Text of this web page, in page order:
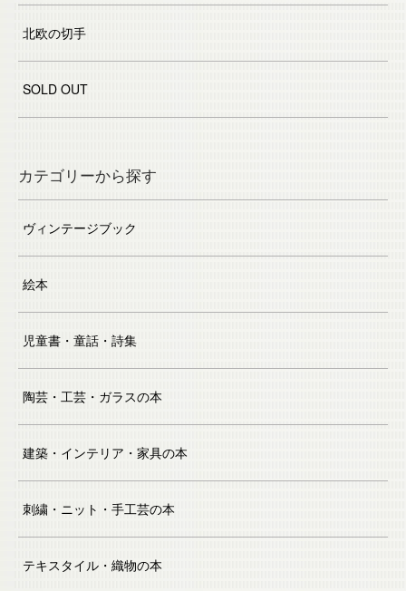
北欧の切手
SOLD OUT
カテゴリーから探す
ヴィンテージブック
絵本
児童書・童話・詩集
陶芸・工芸・ガラスの本
建築・インテリア・家具の本
刺繍・ニット・手工芸の本
テキスタイル・織物の本